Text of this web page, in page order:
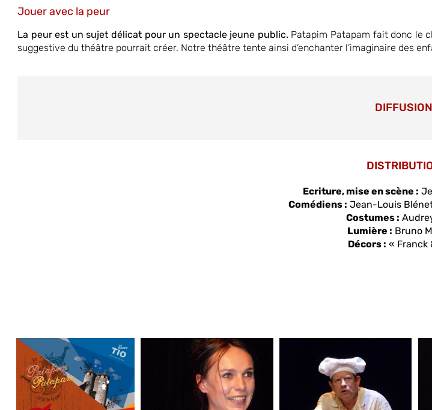
Jouer avec la peur
La peur est un sujet délicat pour un spectacle jeune public. Patapim Patapam fait donc le
suggestive du théâtre pourrait créer. Notre théâtre tente ainsi d’enchanter l’imaginaire des
DIFFUSION
Ecriture, mise en scène :
Comédiens : Jean-Louis
Costumes :
Lumière : Bruno
Décors : « Franck